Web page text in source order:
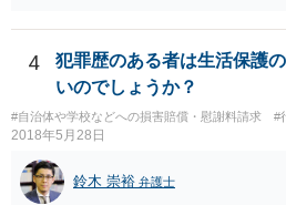
4
犯罪歴のある者は生活保護
いのでしょうか？
#自治体や学校などへの損害賠償・慰謝料請求 #
2018年5月28日
鈴木 崇裕 弁護士